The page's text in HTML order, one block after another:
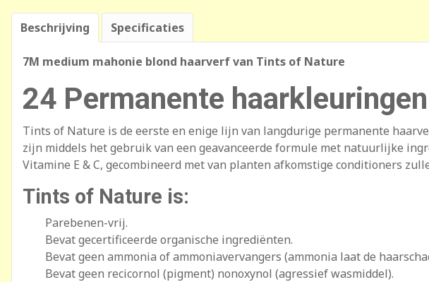
Beschrijving Specificaties
7M medium mahonie blond haarverf van Tints of Nature
24 Permanente haarkleuringen
Tints of Nature is de eerste en enige lijn van langdurige permanente
zijn middels het gebruik van een geavanceerde formule met natuurlijke
Vitamine E & C, gecombineerd met van planten afkomstige conditioners
Tints of Nature is:
Parebenen-vrij.
Bevat gecertificeerde organische ingrediënten.
Bevat geen ammonia of ammoniavervangers (ammonia laat de
Bevat geen recicornol (pigment) nonoxynol (agressief wasmiddel).